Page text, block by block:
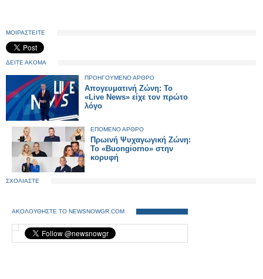
ΜΟΙΡΑΣΤΕΙΤΕ
ΔΕΙΤΕ ΑΚΟΜΑ
ΠΡΟΗΓΟΥΜΕΝΟ ΑΡΘΡΟ
Απογευματινή Ζώνη: Το
«Live News» είχε τον πρώτο
λόγο
ΕΠΟΜΕΝΟ ΑΡΘΡΟ
Πρωινή Ψυχαγωγική Ζώνη:
Το «Buongiorno» στην
κορυφή
ΣΧΟΛΙΑΣΤΕ
ΑΚΟΛΟΥΘΗΣΤΕ ΤΟ NEWSNOWGR.COM